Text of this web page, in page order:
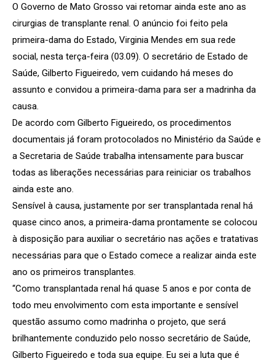
O Governo de Mato Grosso vai retomar ainda este ano as
cirurgias de transplante renal. O anúncio foi feito pela
primeira-dama do Estado, Virginia Mendes em sua rede
social, nesta terça-feira (03.09). O secretário de Estado de
Saúde, Gilberto Figueiredo, vem cuidando há meses do
assunto e convidou a primeira-dama para ser a madrinha da
causa.
De acordo com Gilberto Figueiredo, os procedimentos
documentais já foram protocolados no Ministério da Saúde e
a Secretaria de Saúde trabalha intensamente para buscar
todas as liberações necessárias para reiniciar os trabalhos
ainda este ano.
Sensível à causa, justamente por ser transplantada renal há
quase cinco anos, a primeira-dama prontamente se colocou
à disposição para auxiliar o secretário nas ações e tratativas
necessárias para que o Estado comece a realizar ainda este
ano os primeiros transplantes.
“Como transplantada renal há quase 5 anos e por conta de
todo meu envolvimento com esta importante e sensível
questão assumo como madrinha o projeto, que será
brilhantemente conduzido pelo nosso secretário de Saúde,
Gilberto Figueiredo e toda sua equipe. Eu sei a luta que é